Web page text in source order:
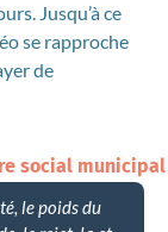
Jusqu’à ce
se rapproche
de
social municipal
le poids du